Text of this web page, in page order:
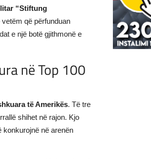
“Stiftung
që përfunduan
e një botë gjithmonë e
në Top 100
të Amerikës. Të tre
shihet në rajon. Kjo
konkurojnë në arenën